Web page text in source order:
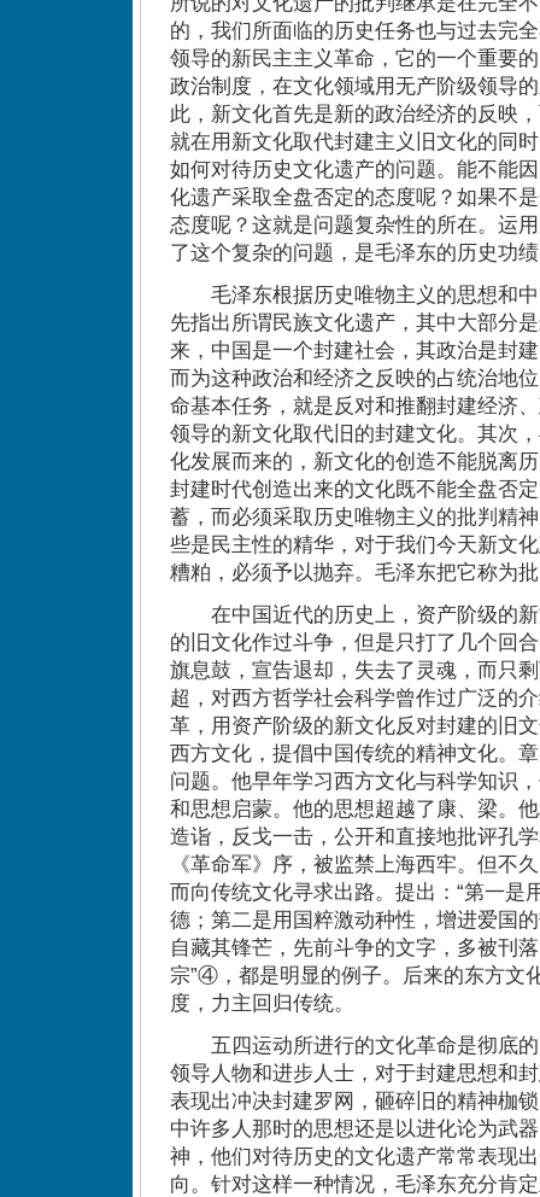
的，我们所面临的历史任务也与过去完
领导的新民主主义革命，它的一个重要
政治制度，在文化领域用无产阶级领导
此，新文化首先是新的政治经济的反映
就在用新文化取代封建主义旧文化的同
如何对待历史文化遗产的问题。能不能
化遗产采取全盘否定的态度呢？如果不
态度呢？这就是问题复杂性的所在。运
了这个复杂的问题，是毛泽东的历史功
毛泽东根据历史唯物主义的思想和中
先指出所谓民族文化遗产，其中大部分
来，中国是一个封建社会，其政治是封
而为这种政治和经济之反映的占统治地
命基本任务，就是反对和推翻封建经济
领导的新文化取代旧的封建文化。其次
化发展而来的，新文化的创造不能脱离
封建时代创造出来的文化既不能全盘否
蓄，而必须采取历史唯物主义的批判精
些是民主性的精华，对于我们今天新文
糟粕，必须予以抛弃。毛泽东把它称为
在中国近代的历史上，资产阶级的新
的旧文化作过斗争，但是只打了几个回
旗息鼓，宣告退却，失去了灵魂，而只
超，对西方哲学社会科学曾作过广泛的
革，用资产阶级的新文化反对封建的旧
西方文化，提倡中国传统的精神文化。
问题。他早年学习西方文化与科学知识
和思想启蒙。他的思想超越了康、梁。
造诣，反戈一击，公开和直接地批评孔
《革命军》序，被监禁上海西牢。但不
而向传统文化寻求出路。提出：“第一是
德；第二是用国粹激动种性，增进爱国
自藏其锋芒，先前斗争的文字，多被刊
宗”④，都是明显的例子。后来的东方文
度，力主回归传统。
五四运动所进行的文化革命是彻底的
领导人物和进步人士，对于封建思想和
表现出冲决封建罗网，砸碎旧的精神枷
中许多人那时的思想还是以进化论为武
神，他们对待历史的文化遗产常常表现
向。针对这样一种情况，毛泽东充分肯